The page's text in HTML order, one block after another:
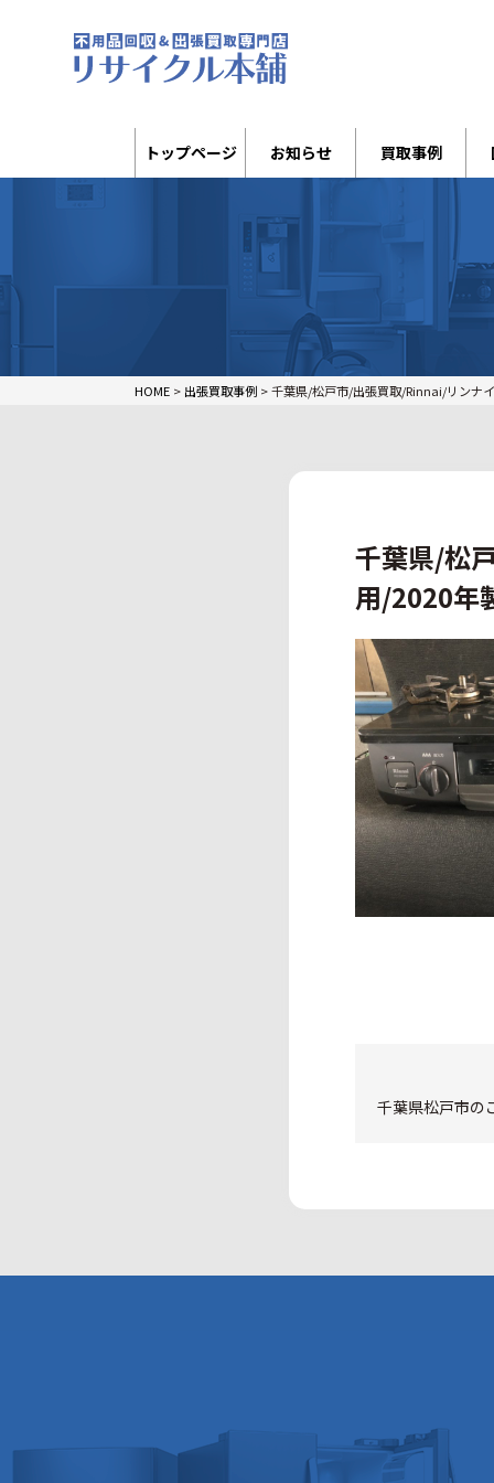
トップページ お知らせ 買取事例
HOME > 出張買取事例 >千葉県/松戸市/出張買取/Rinnai/リンナ
千葉県/松
用/2020年
千葉県松戸市の